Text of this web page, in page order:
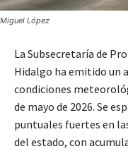
Miguel López
La Subsecretaría de
Hidalgo ha emitido un
condiciones
de mayo de 2026. Se
puntuales fuertes en
del estado, con